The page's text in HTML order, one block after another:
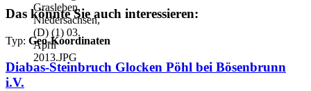
Das könnte Sie auch interessieren:
Typ: Geo-Koordinaten
Diabas-Steinbruch Glocken Pöhl bei Bösenbrunn
i.V.